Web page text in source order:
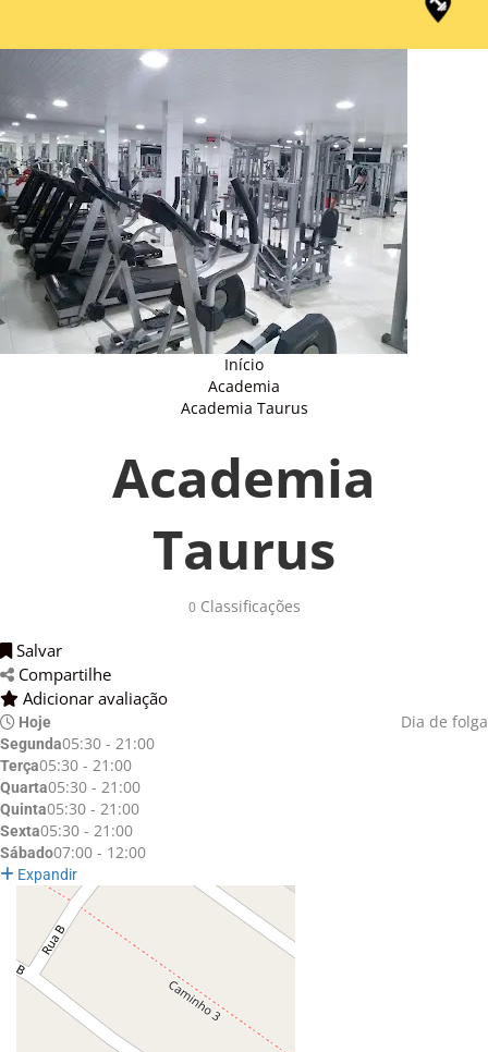
Início
Academia
Academia Taurus
Academia
Taurus
0Classificações
Salvar
Compartilhe
Adicionar avaliação
Hoje Dia de folga
Segunda05:30 - 21:00
Terça05:30 - 21:00
Quarta05:30 - 21:00
Quinta05:30 - 21:00
Sexta05:30 - 21:00
Sábado07:00 - 12:00
Expandir